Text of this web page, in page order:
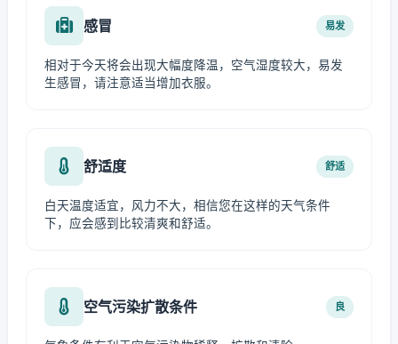
感冒 易发
相对于今天将会出现大幅度降温，空气湿度较大，易发
生感冒，请注意适当增加衣服。
舒适度 舒适
白天温度适宜，风力不大，相信您在这样的天气条件
下，应会感到比较清爽和舒适。
空气污染扩散条件 良